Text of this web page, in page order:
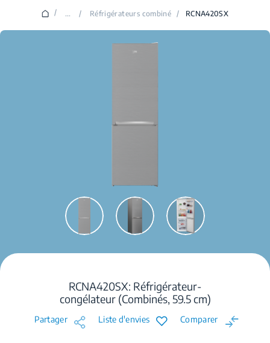
/ ... / Réfrigérateurs combiné / RCNA420SX
RCNA420SX: Réfrigérateur-
congélateur (Combinés, 59.5 cm)
Partager Liste d'envies Comparer